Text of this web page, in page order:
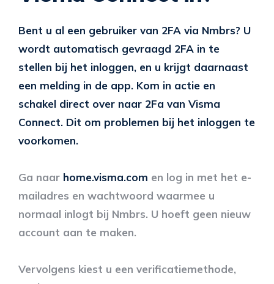
Bent u al een gebruiker van 2FA via Nmbrs? U
wordt automatisch gevraagd 2FA in te
stellen bij het inloggen, en u krijgt daarnaast
een melding in de app. Kom in actie en
schakel direct over naar 2Fa van Visma
Connect. Dit om problemen bij het inloggen te
voorkomen.
Ga naar home.visma.com en log in met het e-
mailadres en wachtwoord waarmee u
normaal inlogt bij Nmbrs. U hoeft geen nieuw
account aan te maken.
Vervolgens kiest u een verificatiemethode,